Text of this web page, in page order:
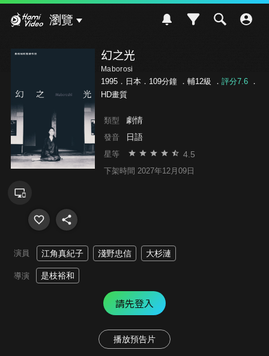
瀏覽
幻之光
Maborosi
1995．日本．109分鐘 ． 輔12級 ． 評分7.6．
HD畫質
類型 劇情
發音 日語
星等 4.5
下架時間 2027年12月09日
演員 江角真紀子 淺野忠信 大杉漣
導演 是枝裕和
請先登入
播放預告片